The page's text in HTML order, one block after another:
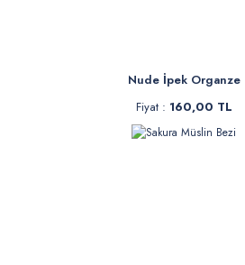
Nude İpek Organze
Fiyat : 160,00 TL